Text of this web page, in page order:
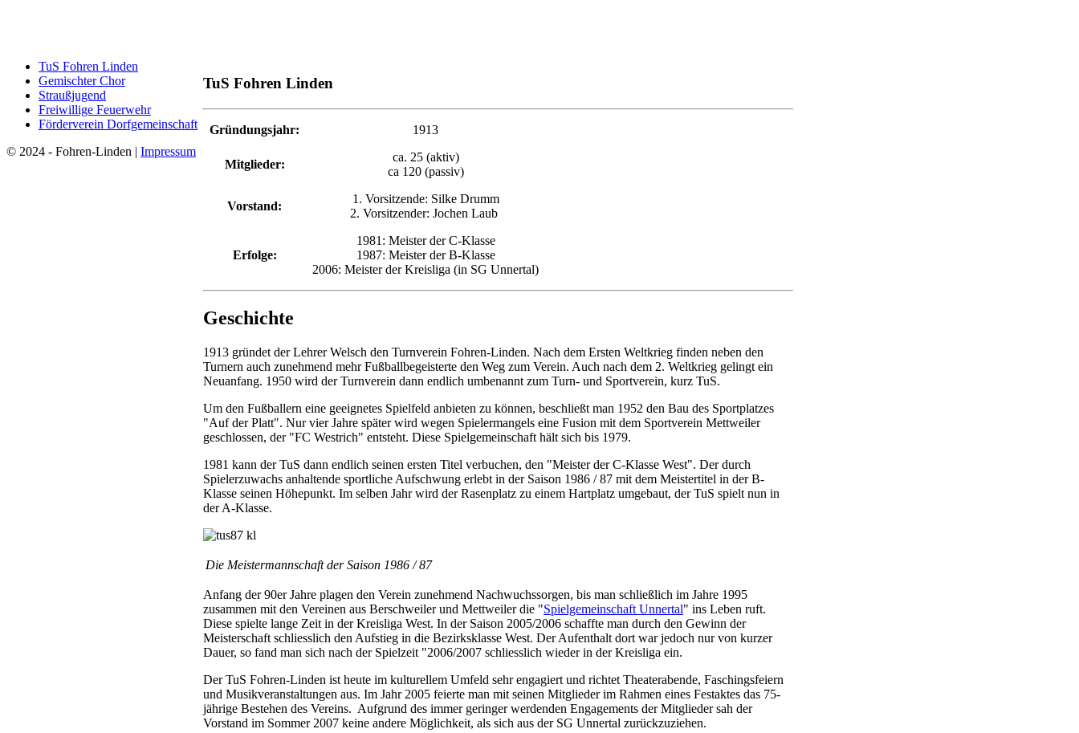
TuS Fohren Linden
Gründungsjahr: 1913
Mitglieder:
ca. 25 (aktiv)
ca 120 (passiv)
Vorstand:
1. Vorsitzende: Silke Drumm
2. Vorsitzender: Jochen Laub
Erfolge:
1981: Meister der C-Klasse
1987: Meister der B-Klasse
2006: Meister der Kreisliga (in SG Unnertal)
Geschichte
1913 gründet der Lehrer Welsch den Turnverein Fohren-Linden. Nach dem Ersten Weltkrieg finden neben den
Turnern auch zunehmend mehr Fußballbegeisterte den Weg zum Verein. Auch nach dem 2. Weltkrieg gelingt ein
Neuanfang. 1950 wird der Turnverein dann endlich umbenannt zum Turn- und Sportverein, kurz TuS.
Um den Fußballern eine geeignetes Spielfeld anbieten zu können, beschließt man 1952 den Bau des Sportplatzes
"Auf der Platt". Nur vier Jahre später wird wegen Spielermangels eine Fusion mit dem Sportverein Mettweiler
geschlossen, der "FC Westrich" entsteht. Diese Spielgemeinschaft hält sich bis 1979.
1981 kann der TuS dann endlich seinen ersten Titel verbuchen, den "Meister der C-Klasse West". Der durch
Spielerzuwachs anhaltende sportliche Aufschwung erlebt in der Saison 1986 / 87 mit dem Meistertitel in der B-
Klasse seinen Höhepunkt. Im selben Jahr wird der Rasenplatz zu einem Hartplatz umgebaut, der TuS spielt nun in
der A-Klasse.
Die Meistermannschaft der Saison 1986 / 87
Anfang der 90er Jahre plagen den Verein zunehmend Nachwuchssorgen, bis man schließlich im Jahre 1995
zusammen mit den Vereinen aus Berschweiler und Mettweiler die "Spielgemeinschaft Unnertal" ins Leben ruft.
Diese spielte lange Zeit in der Kreisliga West. In der Saison 2005/2006 schaffte man durch den Gewinn der
Meisterschaft schliesslich den Aufstieg in die Bezirksklasse West. Der Aufenthalt dort war jedoch nur von kurzer
Dauer, so fand man sich nach der Spielzeit "2006/2007 schliesslich wieder in der Kreisliga ein.
Der TuS Fohren-Linden ist heute im kulturellem Umfeld sehr engagiert und richtet Theaterabende, Faschingsfeiern
und Musikveranstaltungen aus. Im Jahr 2005 feierte man mit seinen Mitglieder im Rahmen eines Festaktes das 75-
jährige Bestehen des Vereins. Aufgrund des immer geringer werdenden Engagements der Mitglieder sah der
Vorstand im Sommer 2007 keine andere Möglichkeit, als sich aus der SG Unnertal zurückzuziehen.
TuS Fohren Linden
Gemischter Chor
Straußjugend
Freiwillige Feuerwehr
Förderverein Dorfgemeinschaft
© 2024 - Fohren-Linden | Impressum